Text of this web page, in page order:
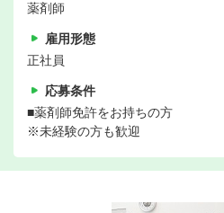
薬剤師
雇用形態
正社員
応募条件
■薬剤師免許をお持ちの方
※未経験の方も歓迎